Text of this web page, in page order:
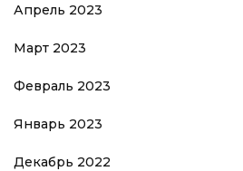
Апрель 2023
Март 2023
Февраль 2023
Январь 2023
Декабрь 2022